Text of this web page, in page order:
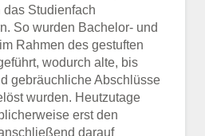
das Studienfach
So wurden Bachelor- und
Rahmen des gestuften
wodurch alte, bis
gebräuchliche Abschlüsse
wurden. Heutzutage
erst den
darauf